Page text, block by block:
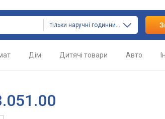
тільки наручні годинники
Дім Дитячі товари Авто